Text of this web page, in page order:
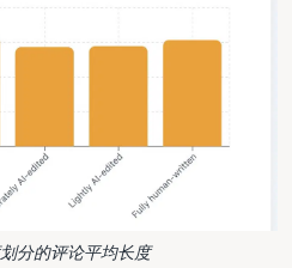
分的评论平均长度